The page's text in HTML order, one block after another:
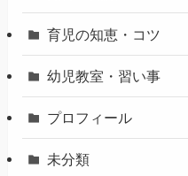
育児の知恵・コツ
幼児教室・習い事
プロフィール
未分類